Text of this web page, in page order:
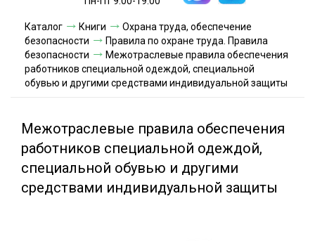
Условия доставки
Условия оплаты
Контакты
Каталог Книги
Охрана труда, обеспечение
безопасности
Правила по охране труда. Правила
безопасности
Межотраслевые правила обеспечения
работников специальной одеждой, специальной
обувью и другими средствами индивидуальной защиты
Межотраслевые правила обеспечения
работников специальной одеждой,
специальной обувью и другими
средствами индивидуальной защиты